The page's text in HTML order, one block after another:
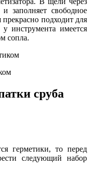
заполняет свободное
подходит для
инструмента имеется
сопла.
сруба
герметики, то перед
следующий набор